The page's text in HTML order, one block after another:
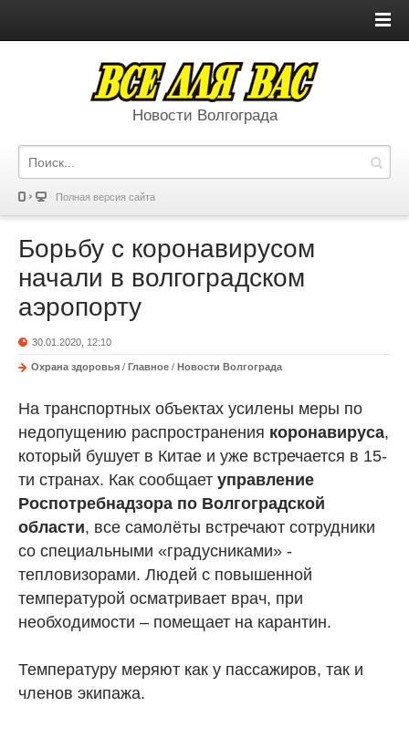
Новости Волгограда
Полная версия сайта
Борьбу с коронавирусом
начали в волгоградском
аэропорту
30.01.2020, 12:10
Охрана здоровья / Главное / Новости Волгограда
На транспортных объектах усилены меры по
недопущению распространения коронавируса,
который бушует в Китае и уже встречается в 15-
ти странах. Как сообщает управление
Роспотребнадзора по Волгоградской
области, все самолёты встречают сотрудники
со специальными «градусниками» -
тепловизорами. Людей с повышенной
температурой осматривает врач, при
необходимости – помещает на карантин.
Температуру меряют как у пассажиров, так и
членов экипажа.